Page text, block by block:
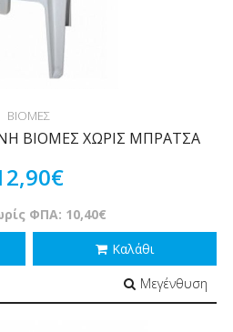
ΒΙΟΜΕΣ
ΒΙΟΜΕΣ ΧΩΡΙΣ ΜΠΡΑΤΣΑ
ΦΠΑ: 10,40€
Καλάθι
Μεγένθυση